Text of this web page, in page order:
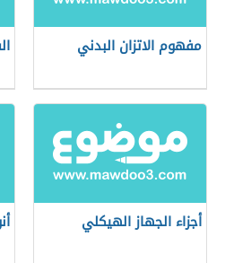
مفهوم الاتزان البدني
أجزاء الجهاز الهيكلي